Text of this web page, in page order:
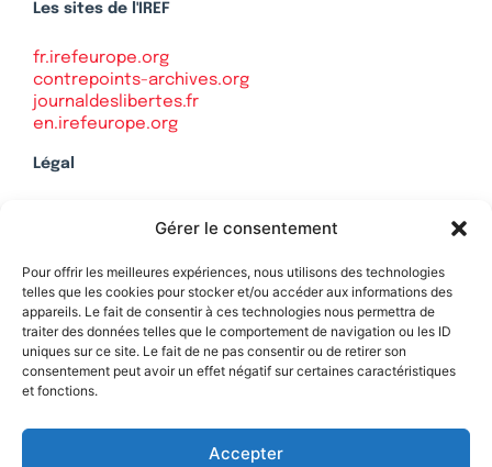
Gérer le consentement
Pour offrir les meilleures expériences, nous utilisons des technologies
telles que les cookies pour stocker et/ou accéder aux informations des
appareils. Le fait de consentir à ces technologies nous permettra de
traiter des données telles que le comportement de navigation ou les ID
uniques sur ce site. Le fait de ne pas consentir ou de retirer son
consentement peut avoir un effet négatif sur certaines caractéristiques
et fonctions.
Accepter
Les sites de l'IREF
fr.irefeurope.org
contrepoints-archives.org
journaldeslibertes.fr
en.irefeurope.org
Légal
Politique de confidentialité
Contact
Soutenez Contrepoints